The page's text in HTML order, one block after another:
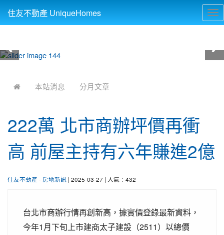
住友不動產 UniqueHomes
本站消息 分月文章
222萬 北市商辦坪價再衝
高 前屋主持有六年賺進2億
住友不動產 - 房地新訊 | 2025-03-27 | 人氣：432
台北市商辦行情再創新高，據實價登錄最新資料，
今年1月下旬上市建商太子建設（2511）以總價